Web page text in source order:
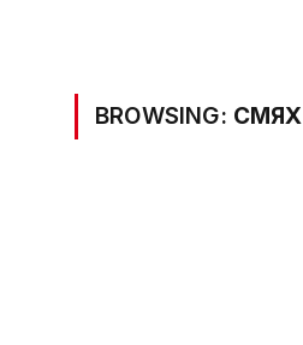
BROWSING: СМЯХ